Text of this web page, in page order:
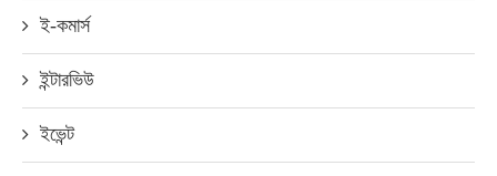
ই-কমার্স
ইন্টারভিউ
ইভেন্ট